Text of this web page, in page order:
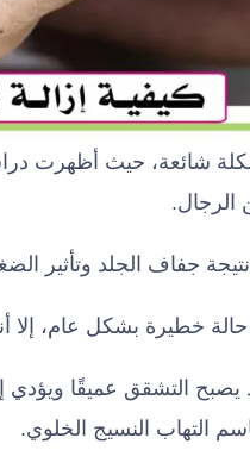
الرجال.
جفاف الجلد وتأثير
خطيرة بشكل عام، إلا
التشقق عميقًا ويؤدي
التهاب النسيج الخلوي.